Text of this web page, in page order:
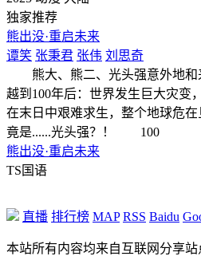
独家推荐
熊出没·重启未来
谭笑 张秉君 张伟 刘思奇
熊大、熊二、光头强意外地和
越到100年后：世界发生巨大灾变
在末日中艰难求生，整个地球危
竟是......光头强？！ 100
熊出没·重启未来
TS国语
直播 排行榜 MAP RSS Baidu
本站所有内容均来自互联网分享站